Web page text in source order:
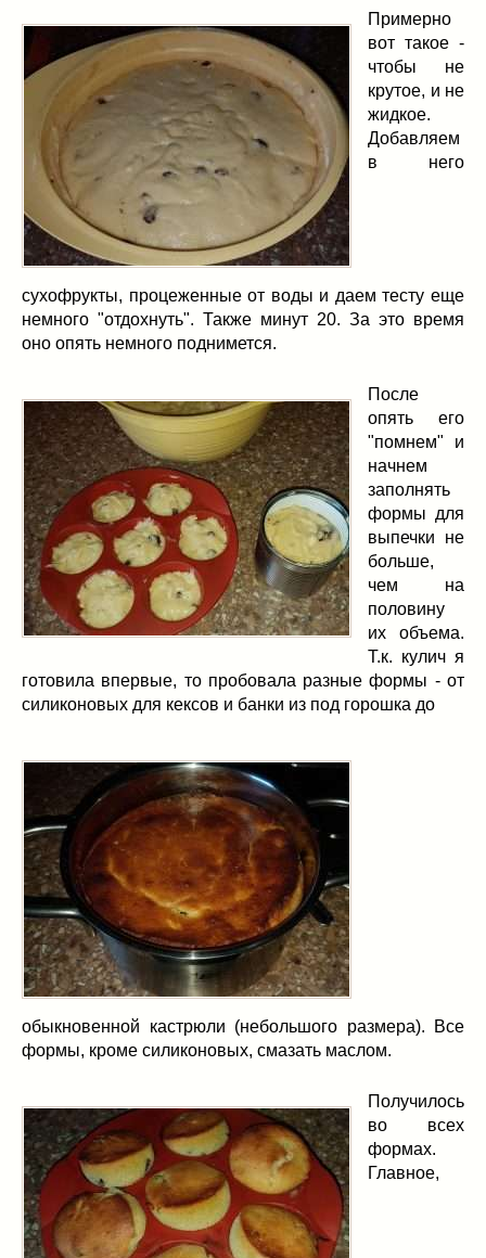
Примерно
вот такое -
чтобы не
крутое, и не
жидкое.
Добавляем
в него
сухофрукты, процеженные от воды и даем тесту еще
немного "отдохнуть". Также минут 20. За это время
оно опять немного поднимется.
После
опять его
"помнем" и
начнем
заполнять
формы для
выпечки не
больше,
чем на
половину
их объема.
Т.к. кулич я
готовила впервые, то пробовала разные формы - от
силиконовых для кексов и банки из под горошка до
обыкновенной кастрюли (небольшого размера). Все
формы, кроме силиконовых, смазать маслом.
Получилось
во всех
формах.
Главное,